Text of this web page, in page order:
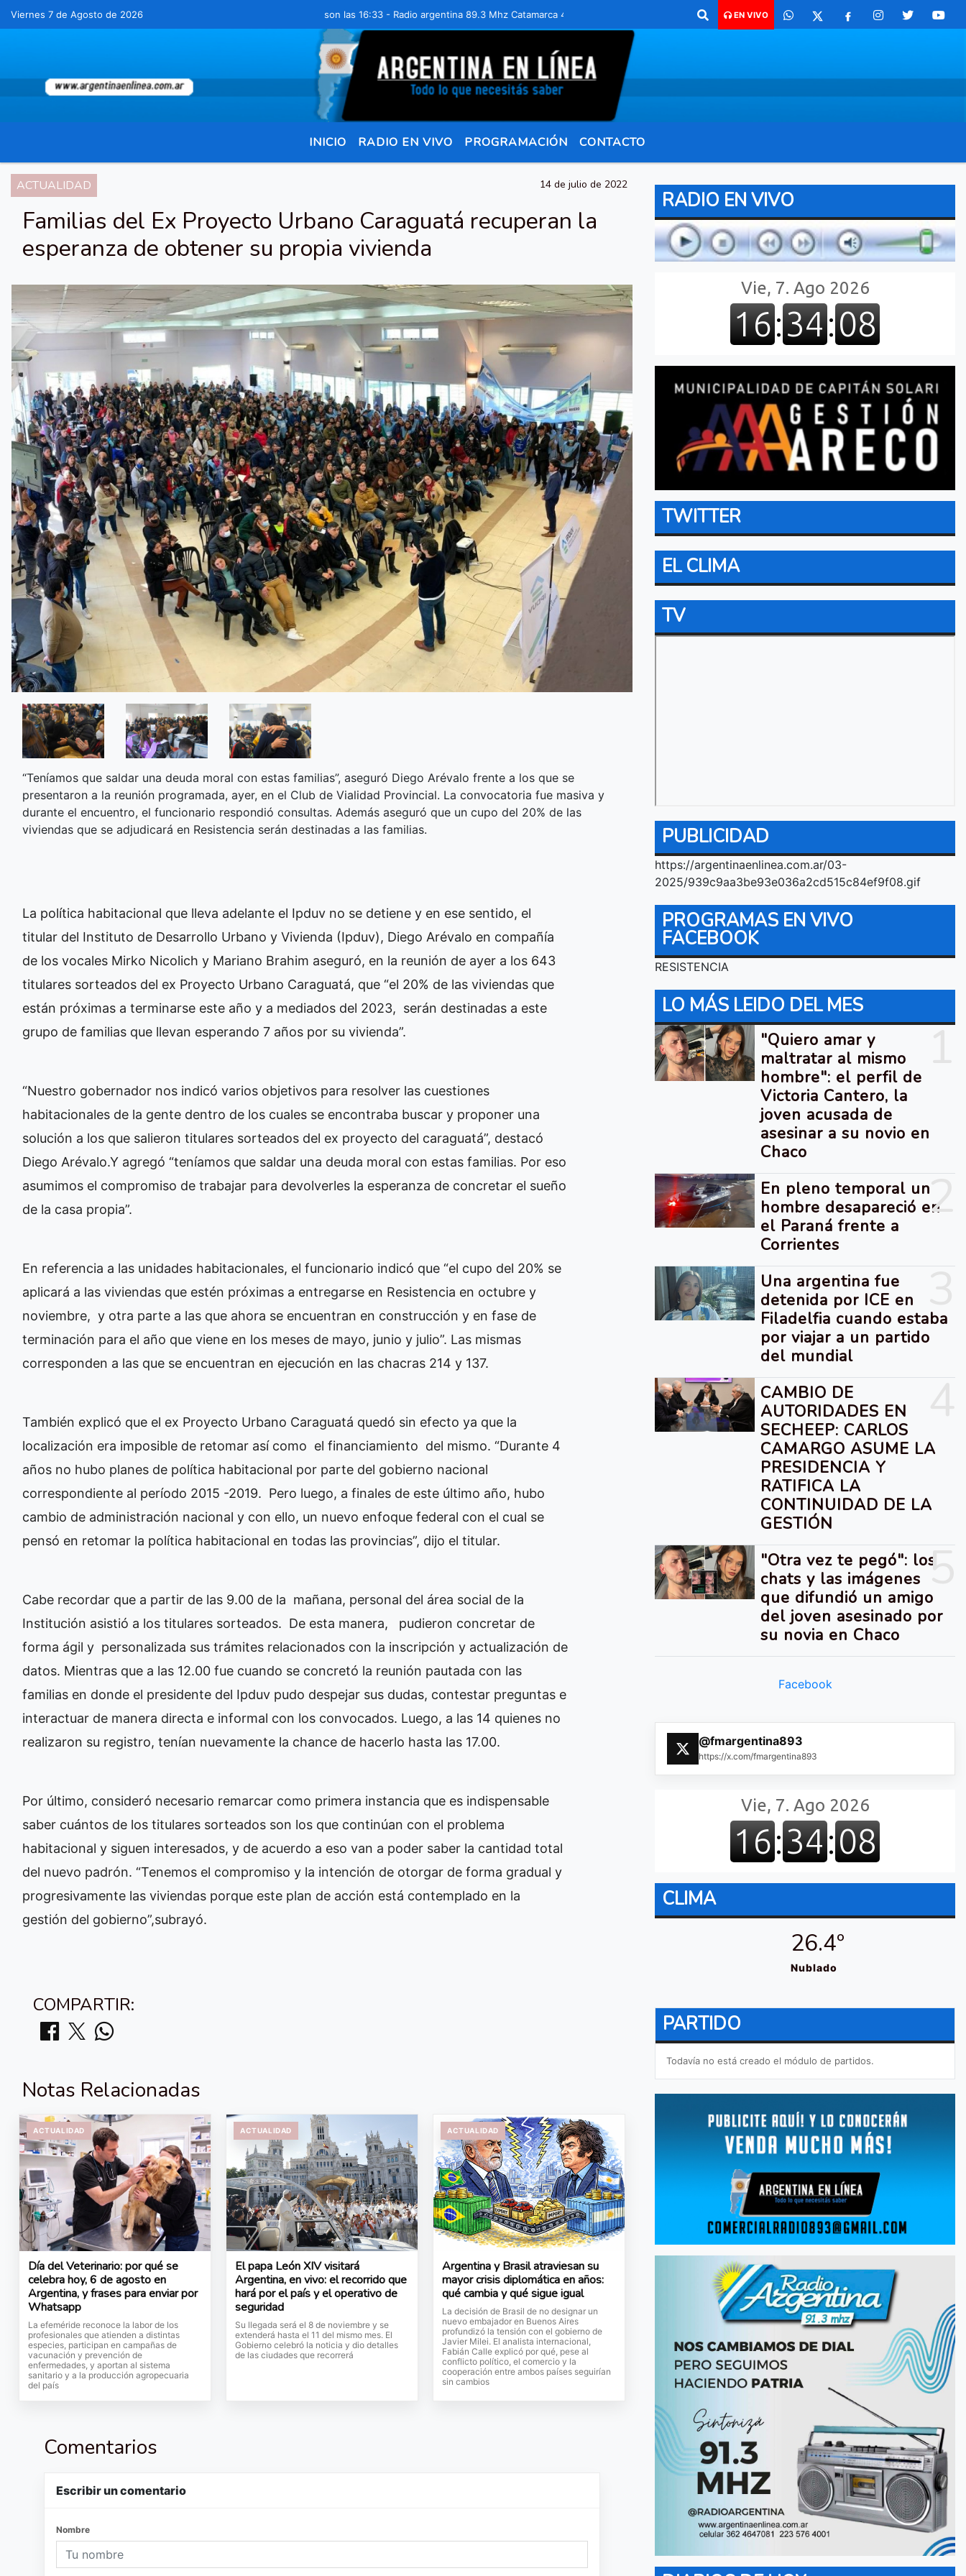
Viernes 7 de Agosto de 2026Hoy es Viernes 7 de Agosto de 2026 y son las 16:33 - Radio argentina 89.3 Mhz Catamarca 436 Resistencia Chaco para comunicarte 362 4879579 Radio argentina 89.3 Mhz Catamarca
EN VIVO
INICIO RADIO EN VIVO PROGRAMACIÓN CONTACTO
ACTUALIDAD 14 de julio de 2022
Familias del Ex Proyecto Urbano Caraguatá recuperan la
esperanza de obtener su propia vivienda
“Teníamos que saldar una deuda moral con estas familias”, aseguró Diego Arévalo frente a los que se
presentaron a la reunión programada, ayer, en el Club de Vialidad Provincial. La convocatoria fue masiva y
durante el encuentro, el funcionario respondió consultas. Además aseguró que un cupo del 20% de las
viviendas que se adjudicará en Resistencia serán destinadas a las familias.
La política habitacional que lleva adelante el Ipduv no se detiene y en ese sentido, el
titular del Instituto de Desarrollo Urbano y Vivienda (Ipduv), Diego Arévalo en compañía
de los vocales Mirko Nicolich y Mariano Brahim aseguró, en la reunión de ayer a los 643
titulares sorteados del ex Proyecto Urbano Caraguatá, que “el 20% de las viviendas que
están próximas a terminarse este año y a mediados del 2023, serán destinadas a este
grupo de familias que llevan esperando 7 años por su vivienda”.
“Nuestro gobernador nos indicó varios objetivos para resolver las cuestiones
habitacionales de la gente dentro de los cuales se encontraba buscar y proponer una
solución a los que salieron titulares sorteados del ex proyecto del caraguatá”, destacó
Diego Arévalo.Y agregó “teníamos que saldar una deuda moral con estas familias. Por eso
asumimos el compromiso de trabajar para devolverles la esperanza de concretar el sueño
de la casa propia”.
En referencia a las unidades habitacionales, el funcionario indicó que “el cupo del 20% se
aplicará a las viviendas que estén próximas a entregarse en Resistencia en octubre y
noviembre, y otra parte a las que ahora se encuentran en construcción y en fase de
terminación para el año que viene en los meses de mayo, junio y julio”. Las mismas
corresponden a las que se encuentran en ejecución en las chacras 214 y 137.
También explicó que el ex Proyecto Urbano Caraguatá quedó sin efecto ya que la
localización era imposible de retomar así como el financiamiento del mismo. “Durante 4
años no hubo planes de política habitacional por parte del gobierno nacional
correspondiente al período 2015 -2019. Pero luego, a finales de este último año, hubo
cambio de administración nacional y con ello, un nuevo enfoque federal con el cual se
pensó en retomar la política habitacional en todas las provincias”, dijo el titular.
Cabe recordar que a partir de las 9.00 de la mañana, personal del área social de la
Institución asistió a los titulares sorteados. De esta manera, pudieron concretar de
forma ágil y personalizada sus trámites relacionados con la inscripción y actualización de
datos. Mientras que a las 12.00 fue cuando se concretó la reunión pautada con las
familias en donde el presidente del Ipduv pudo despejar sus dudas, contestar preguntas e
interactuar de manera directa e informal con los convocados. Luego, a las 14 quienes no
realizaron su registro, tenían nuevamente la chance de hacerlo hasta las 17.00.
Por último, consideró necesario remarcar como primera instancia que es indispensable
saber cuántos de los titulares sorteados son los que continúan con el problema
habitacional y siguen interesados, y de acuerdo a eso van a poder saber la cantidad total
del nuevo padrón. “Tenemos el compromiso y la intención de otorgar de forma gradual y
progresivamente las viviendas porque este plan de acción está contemplado en la
gestión del gobierno”,subrayó.
COMPARTIR:
Notas Relacionadas
ACTUALIDAD
Día del Veterinario: por qué se
celebra hoy, 6 de agosto en
Argentina, y frases para enviar por
Whatsapp
La efeméride reconoce la labor de los
profesionales que atienden a distintas
especies, participan en campañas de
vacunación y prevención de
enfermedades, y aportan al sistema
sanitario y a la producción agropecuaria
del país
ACTUALIDAD
El papa León XIV visitará
Argentina, en vivo: el recorrido que
hará por el país y el operativo de
seguridad
Su llegada será el 8 de noviembre y se
extenderá hasta el 11 del mismo mes. El
Gobierno celebró la noticia y dio detalles
de las ciudades que recorrerá
ACTUALIDAD
Argentina y Brasil atraviesan su
mayor crisis diplomática en años:
qué cambia y qué sigue igual
La decisión de Brasil de no designar un
nuevo embajador en Buenos Aires
profundizó la tensión con el gobierno de
Javier Milei. El analista internacional,
Fabián Calle explicó por qué, pese al
conflicto político, el comercio y la
cooperación entre ambos países seguirían
sin cambios
Comentarios
Escribir un comentario
Nombre
RADIO EN VIVO
TWITTER
EL CLIMA
TV
PUBLICIDAD
https://argentinaenlinea.com.ar/03-
2025/939c9aa3be93e036a2cd515c84ef9f08.gif
PROGRAMAS EN VIVO
FACEBOOK
RESISTENCIA
LO MÁS LEIDO DEL MES
"Quiero amar y
maltratar al mismo
hombre": el perfil de
Victoria Cantero, la
joven acusada de
asesinar a su novio en
Chaco
2
En pleno temporal un
hombre desapareció en
el Paraná frente a
Corrientes
Una argentina fue
detenida por ICE en
Filadelfia cuando estaba
por viajar a un partido
del mundial
CAMBIO DE
AUTORIDADES EN
SECHEEP: CARLOS
CAMARGO ASUME LA
PRESIDENCIA Y
RATIFICA LA
CONTINUIDAD DE LA
GESTIÓN
5
"Otra vez te pegó": los
chats y las imágenes
que difundió un amigo
del joven asesinado por
su novia en Chaco
Facebook
@fmargentina893
https://x.com/fmargentina893
CLIMA
26.4º
Nublado
PARTIDO
Todavía no está creado el módulo de partidos.